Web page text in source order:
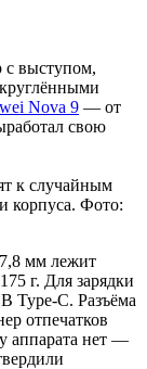
выступом,
Nova 9 — от
свою
к случайным
корпуса. Фото:
мм лежит
г. Для зарядки
Type-C. Разъёма
отпечатков
аппарата нет —